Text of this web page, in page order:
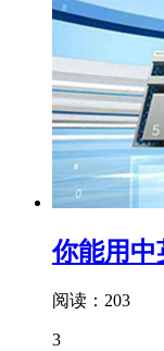
你能用中
阅读：203
3